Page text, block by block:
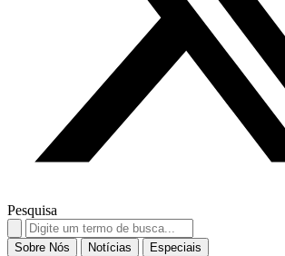
Pesquisa
Search
for:
Sobre Nós Notícias Especiais